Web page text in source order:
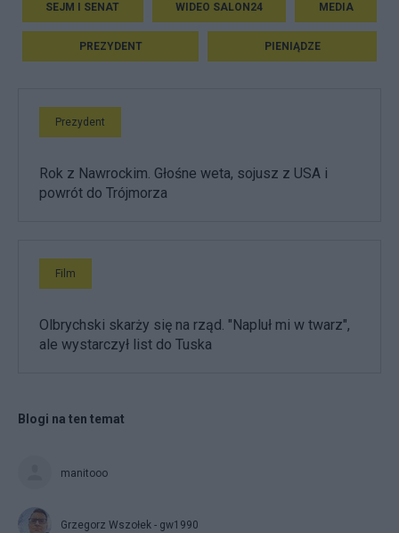
SEJM I SENAT WIDEO SALON24 MEDIA
PREZYDENT PIENIĄDZE
Prezydent
Rok z Nawrockim. Głośne weta, sojusz z USA i
powrót do Trójmorza
Film
Olbrychski skarży się na rząd. "Napluł mi w twarz",
ale wystarczył list do Tuska
Blogi na ten temat
manitooo
Grzegorz Wszołek - gw1990